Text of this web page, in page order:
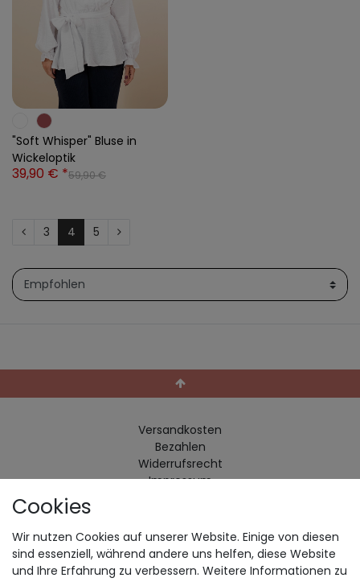
"Soft Whisper" Bluse in
Wickeloptik
39,90 € *59,90 €
3 4 5
Versandkosten
Bezahlen
Widerrufs­recht
Impressum
AGB
Kontakt
Retoure anmelden
Cookies
Wir nutzen Cookies auf unserer Website. Einige von diesen
sind essenziell, während andere uns helfen, diese Website
und Ihre Erfahrung zu verbessern. Weitere Informationen zu